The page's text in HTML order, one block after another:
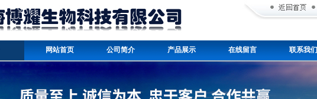
网站首页 公司简介 产品展示 在线留言 联系我们